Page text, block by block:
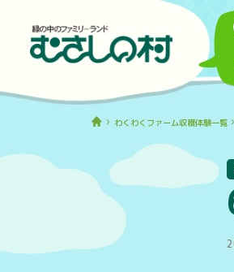
わくわくファーム収穫体験一覧